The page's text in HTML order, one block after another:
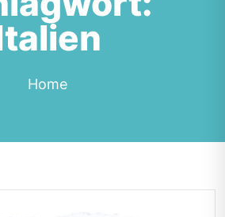
Home